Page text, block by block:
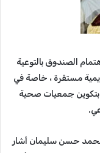
الصندوق بالتوعية
مستقرة ، خاصة في
بتكوين جمعيات صحية
حسن سليمان أشار